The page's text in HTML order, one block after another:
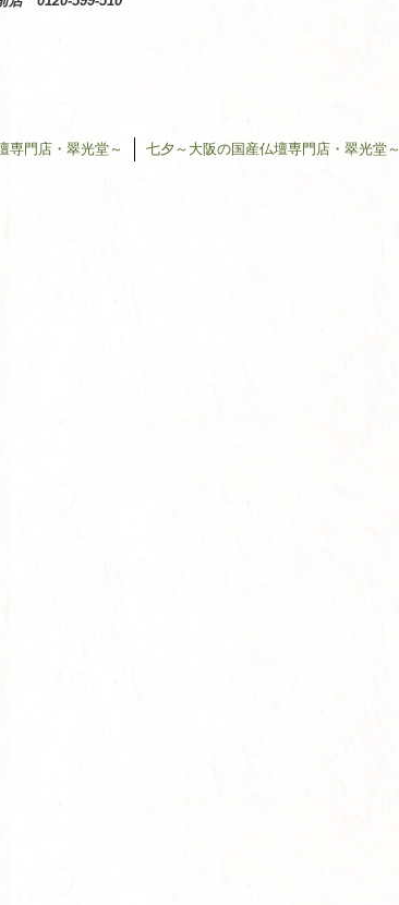
専門店・翠光堂～ 七夕～大阪の国産仏壇専門店・翠光堂～